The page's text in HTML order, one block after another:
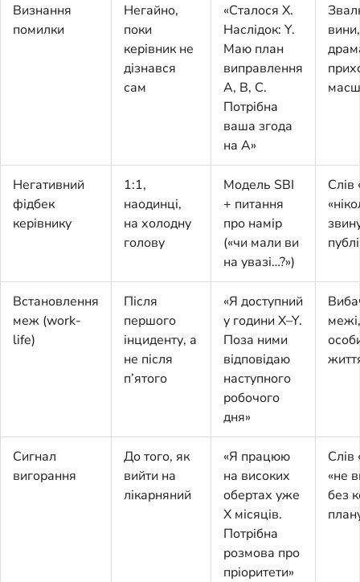
Визнання
помилки
Негайно,
поки
керівник не
дізнався
сам
«Сталося X.
Наслідок: Y.
Маю план
виправлення
A, B, C.
Потрібна
ваша згода
на A»
вини,
Негативний
фідбек
керівнику
1:1,
наодинці,
на холодну
голову
Модель SBI
+ питання
про намір
(«чи мали ви
на увазі…?»)
Слів
Встановлення
меж (work-
life)
Після
першого
інциденту, а
не після
п’ятого
«Я доступний
у години X–Y.
Поза ними
відповідаю
наступного
робочого
дня»
Сигнал
вигорання
До того, як
вийти на
лікарняний
«Я працюю
на високих
обертах уже
X місяців.
Потрібна
розмова про
пріоритети»
Слів
«не
без